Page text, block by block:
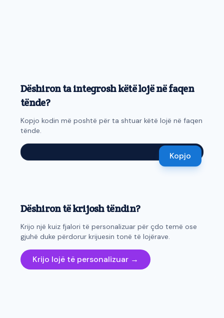
Dëshiron ta integrosh këtë lojë në faqen
tënde?
Kopjo kodin më poshtë për ta shtuar këtë lojë në faqen
tënde.
Kopjo
Dëshiron të krijosh tëndin?
Krijo një kuiz fjalori të personalizuar për çdo temë ose
gjuhë duke përdorur krijuesin tonë të lojërave.
Krijo lojë të personalizuar →